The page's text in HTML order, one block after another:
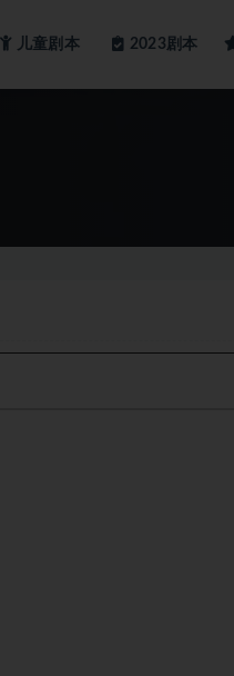
儿童剧本 2023剧本